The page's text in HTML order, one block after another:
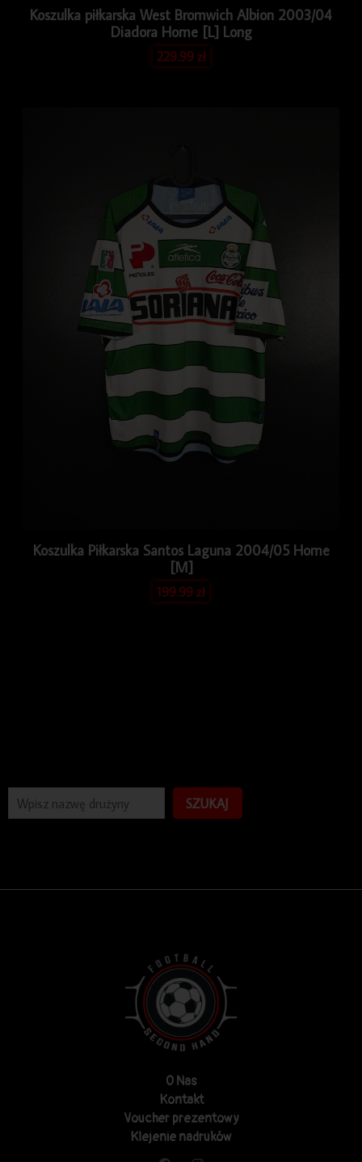
SZUKAJ
Koszulka piłkarska West Bromwich Albion 2003/04
Diadora Home [L] Long
229.99zł
Koszulka Piłkarska Santos Laguna 2004/05 Home
[M]
199.99zł
O Nas
Kontakt
Voucher prezentowy
Klejenie nadruków